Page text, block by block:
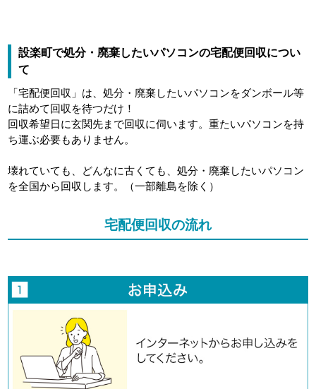
設楽町で処分・廃棄したいパソコンの宅配便回収につい
て
「宅配便回収」は、処分・廃棄したいパソコンをダンボール等
に詰めて回収を待つだけ！
回収希望日に玄関先まで回収に伺います。重たいパソコンを持
ち運ぶ必要もありません。
壊れていても、どんなに古くても、処分・廃棄したいパソコン
を全国から回収します。（一部離島を除く）
宅配便回収の流れ